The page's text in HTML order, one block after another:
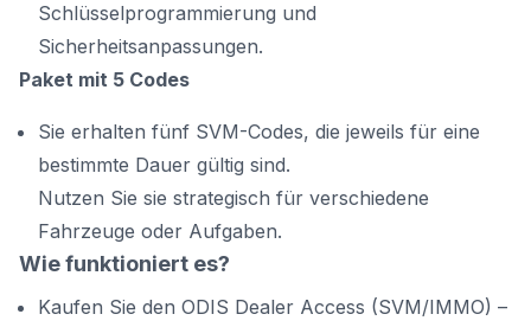
Schlüsselprogrammierung und
Sicherheitsanpassungen.
Paket mit 5 Codes
Sie erhalten fünf SVM-Codes, die jeweils für eine
bestimmte Dauer gültig sind.
Nutzen Sie sie strategisch für verschiedene
Fahrzeuge oder Aufgaben.
Wie funktioniert es?
Kaufen Sie den ODIS Dealer Access (SVM/IMMO) –